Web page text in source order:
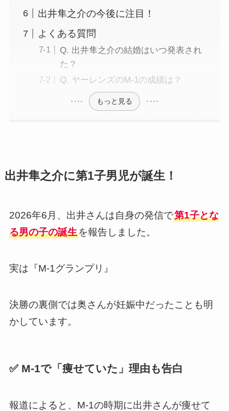
出井隼之介の今後に注目！
よくある質問
Q. 出井隼之介の結婚はいつ発表され
た？
Q. ヤーレンズのM-1の成績は？
もっと見る
出井隼之介に第1子男児が誕生！
2026年6月、出井さんは自身の発信で第1子とな
る男の子の誕生を報告しました。
実は『M-1グランプリ』
決勝の裏側では奥さんが妊娠中だったことも明
かしています。
✅ M-1で「痩せていた」理由も告白
報道によると、M-1の時期に出井さんが痩せて